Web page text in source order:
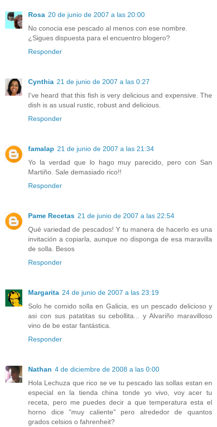
Rosa 20 de junio de 2007 a las 20:00
No conocia ese pescado al menos con ese nombre.
¿Sigues dispuesta para el encuentro blogero?
Responder
Cynthia 21 de junio de 2007 a las 0:27
I've heard that this fish is very delicious and expensive. The
dish is as usual rustic, robust and delicious.
Responder
famalap 21 de junio de 2007 a las 21:34
Yo la verdad que lo hago muy parecido, pero con San
Martiño. Sale demasiado rico!!
Responder
Pame Recetas 21 de junio de 2007 a las 22:54
Qué variedad de pescados! Y tu manera de hacerlo es una
invitación a copiarla, aunque no disponga de esa maravilla
de solla. Besos
Responder
Margarita 24 de junio de 2007 a las 23:19
Solo he comido solla en Galicia, es un pescado delicioso y
asi con sus patatitas su cebollita... y Alvariño maravilloso
vino de be estar fantástica.
Responder
Nathan 4 de diciembre de 2008 a las 0:00
Hola Lechuza que rico se ve tu pescado las sollas estan en
especial en la tienda china tonde yo vivo, voy acer tu
receta, pero me puedes decir a que temperatura esta el
horno dice "muy caliente" pero alrededor de quantos
grados celsios o fahrenheit?